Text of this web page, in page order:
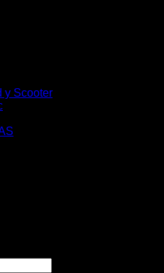
y Scooter